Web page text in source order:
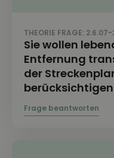
THEORIE FRAGE: 2.6.07-
Sie wollen
Entfernung
der